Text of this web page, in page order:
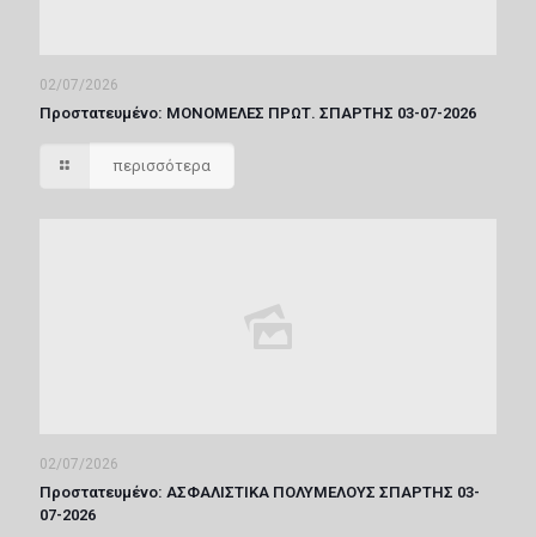
02/07/2026
Πρoστατευμένο: ΜΟΝΟΜΕΛΕΣ ΠΡΩΤ. ΣΠΑΡΤΗΣ 03-07-2026
περισσότερα
02/07/2026
Πρoστατευμένο: ΑΣΦΑΛΙΣΤΙΚΑ ΠΟΛΥΜΕΛΟΥΣ ΣΠΑΡΤΗΣ 03-
07-2026